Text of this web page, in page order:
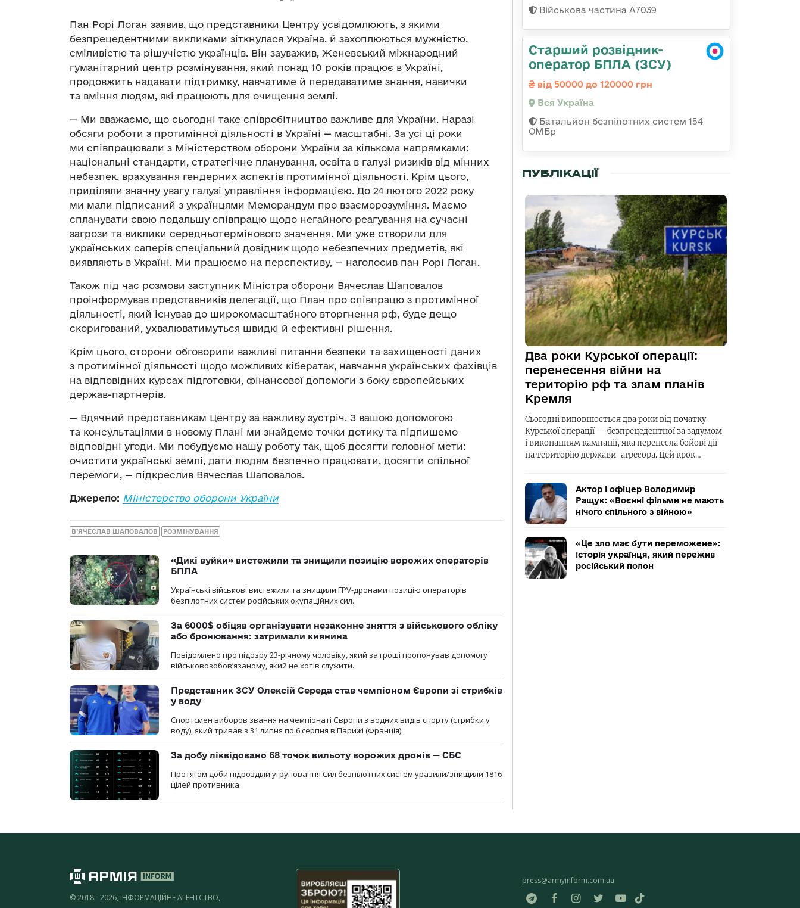
Пан Рорі Логан заявив, що представники Центру усвідомлюють, з якими
безпрецедентними викликами зіткнулася Україна, й захоплюються мужністю,
сміливістю та рішучістю українців. Він зауважив, Женевський міжнародний
гуманітарний центр розмінування, який понад 10 років працює в Україні,
продовжить надавати підтримку, навчатиме й передаватиме знання, навички
та вміння людям, які працюють для очищення землі.
— Ми вважаємо, що сьогодні таке співробітництво важливе для України. Наразі
обсяги роботи з протимінної діяльності в Україні — масштабні. За усі ці роки
ми співпрацювали з Міністерством оборони України за кількома напрямками:
національні стандарти, стратегічне планування, освіта в галузі ризиків від мінних
небезпек, врахування гендерних аспектів протимінної діяльності. Крім цього,
приділяли значну увагу галузі управління інформацією. До 24 лютого 2022 року
ми мали підписаний з українцями Меморандум про взаєморозуміння. Маємо
спланувати свою подальшу співпрацю щодо негайного реагування на сучасні
загрози та виклики середньотермінового значення. Ми уже створили для
українських саперів спеціальний довідник щодо небезпечних предметів, які
виявляють в Україні. Ми працюємо на перспективу, — наголосив пан Рорі Логан.
Також під час розмови заступник Міністра оборони Вячеслав Шаповалов
проінформував представників делегації, що План про співпрацю з протимінної
діяльності, який існував до широкомасштабного вторгнення рф, буде дещо
скоригований, ухвалюватимуться швидкі й ефективні рішення.
Крім цього, сторони обговорили важливі питання безпеки та захищеності даних
з протимінної діяльності щодо можливих кібератак, навчання українських фахівців
на відповідних курсах підготовки, фінансової допомоги з боку європейських
держав-партнерів.
— Вдячний представникам Центру за важливу зустріч. З вашою допомогою
та консультаціями в новому Плані ми знайдемо точки дотику та підпишемо
відповідні угоди. Ми побудуємо нашу роботу так, щоб досягти головної мети:
очистити українські землі, дати людям безпечно працювати, досягти спільної
перемоги, — підкреслив Вячеслав Шаповалов.
Джерело: Міністерство оборони України
В’ЯЧЕСЛАВ ШАПОВАЛОВ РОЗМІНУВАННЯ
«Дикі вуйки» вистежили та знищили позицію ворожих операторів
БПЛА
Українські військові вистежили та знищили FPV-дронами позицію операторів
безпілотних систем російських окупаційних сил.
За 6000$ обіцяв організувати незаконне зняття з військового обліку
або бронювання: затримали киянина
Повідомлено про підозру 23-річному чоловіку, який за гроші пропонував допомогу
військовозобов’язаному, який не хотів служити.
Представник ЗСУ Олексій Середа став чемпіоном Європи зі стрибків
у воду
Спортсмен виборов звання на чемпіонаті Європи з водних видів спорту (стрибки у
воду), який тривав з 31 липня по 6 серпня в Парижі (Франція).
За добу ліквідовано 68 точок вильоту ворожих дронів — СБС
Протягом доби підрозділи угруповання Сил безпілотних систем уразили/знищили 1816
цілей противника.
Військова частина А7039
Старший розвідник-
оператор БПЛА (ЗСУ)
від 50000 до 120000 грн
Вся Україна
Батальйон безпілотних систем 154
ОМБр
ПУБЛІКАЦІЇ
Два роки Курської операції:
перенесення війни на
територію рф та злам планів
Кремля
Сьогодні виповнюється два роки від початку
Курської операції — безпрецедентної за задумом
і виконанням кампанії, яка перенесла бойові дії
на територію держави-агресора. Цей крок…
Актор і офіцер Володимир
Ращук: «Воєнні фільми не мають
нічого спільного з війною»
«Це зло має бути переможене»:
історія українця, який пережив
російський полон
© 2018 - 2026, ІНФОРМАЦІЙНЕ АГЕНТСТВО,
press@armyinform.com.ua